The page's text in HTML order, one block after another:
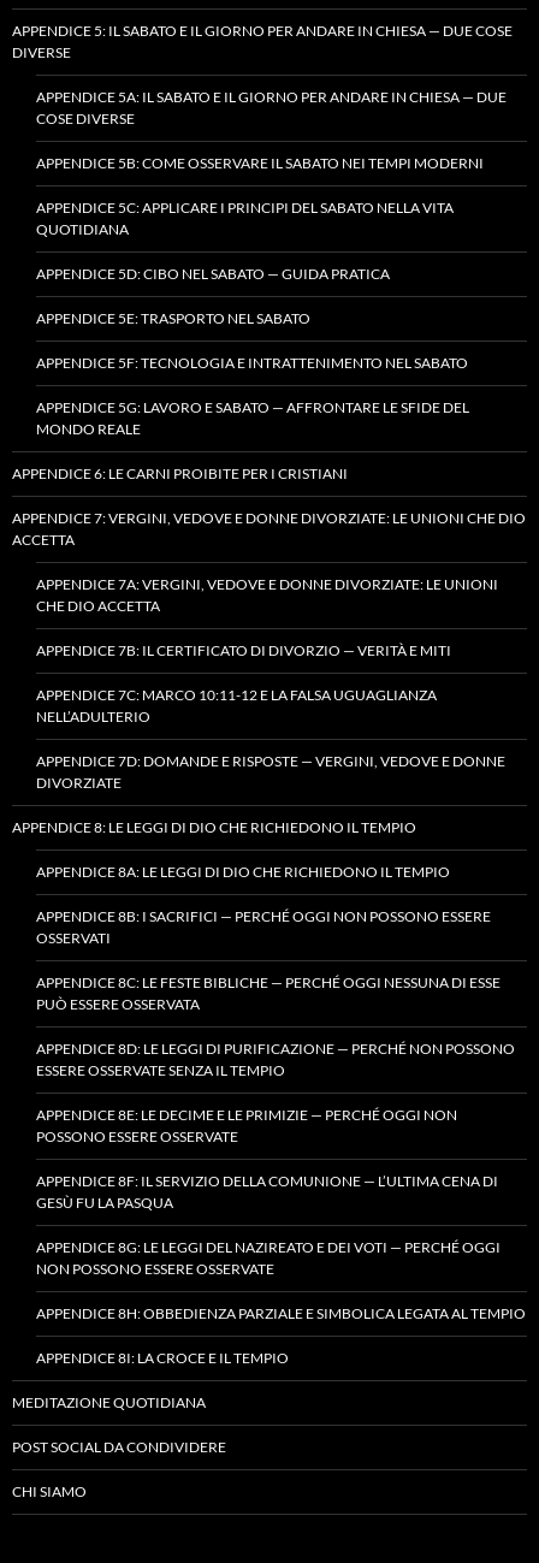
APPENDICE 5: IL SABATO E IL GIORNO PER ANDARE IN CHIESA — DUE COSE
DIVERSE
APPENDICE 5A: IL SABATO E IL GIORNO PER ANDARE IN CHIESA — DUE
COSE DIVERSE
APPENDICE 5B: COME OSSERVARE IL SABATO NEI TEMPI MODERNI
APPENDICE 5C: APPLICARE I PRINCIPI DEL SABATO NELLA VITA
QUOTIDIANA
APPENDICE 5D: CIBO NEL SABATO — GUIDA PRATICA
APPENDICE 5E: TRASPORTO NEL SABATO
APPENDICE 5F: TECNOLOGIA E INTRATTENIMENTO NEL SABATO
APPENDICE 5G: LAVORO E SABATO — AFFRONTARE LE SFIDE DEL
MONDO REALE
APPENDICE 6: LE CARNI PROIBITE PER I CRISTIANI
APPENDICE 7: VERGINI, VEDOVE E DONNE DIVORZIATE: LE UNIONI CHE DIO
ACCETTA
APPENDICE 7A: VERGINI, VEDOVE E DONNE DIVORZIATE: LE UNIONI
CHE DIO ACCETTA
APPENDICE 7B: IL CERTIFICATO DI DIVORZIO — VERITÀ E MITI
APPENDICE 7C: MARCO 10:11-12 E LA FALSA UGUAGLIANZA
NELL’ADULTERIO
APPENDICE 7D: DOMANDE E RISPOSTE — VERGINI, VEDOVE E DONNE
DIVORZIATE
APPENDICE 8: LE LEGGI DI DIO CHE RICHIEDONO IL TEMPIO
APPENDICE 8A: LE LEGGI DI DIO CHE RICHIEDONO IL TEMPIO
APPENDICE 8B: I SACRIFICI — PERCHÉ OGGI NON POSSONO ESSERE
OSSERVATI
APPENDICE 8C: LE FESTE BIBLICHE — PERCHÉ OGGI NESSUNA DI ESSE
PUÒ ESSERE OSSERVATA
APPENDICE 8D: LE LEGGI DI PURIFICAZIONE — PERCHÉ NON POSSONO
ESSERE OSSERVATE SENZA IL TEMPIO
APPENDICE 8E: LE DECIME E LE PRIMIZIE — PERCHÉ OGGI NON
POSSONO ESSERE OSSERVATE
APPENDICE 8F: IL SERVIZIO DELLA COMUNIONE — L’ULTIMA CENA DI
GESÙ FU LA PASQUA
APPENDICE 8G: LE LEGGI DEL NAZIREATO E DEI VOTI — PERCHÉ OGGI
NON POSSONO ESSERE OSSERVATE
APPENDICE 8H: OBBEDIENZA PARZIALE E SIMBOLICA LEGATA AL TEMPIO
APPENDICE 8I: LA CROCE E IL TEMPIO
MEDITAZIONE QUOTIDIANA
POST SOCIAL DA CONDIVIDERE
CHI SIAMO